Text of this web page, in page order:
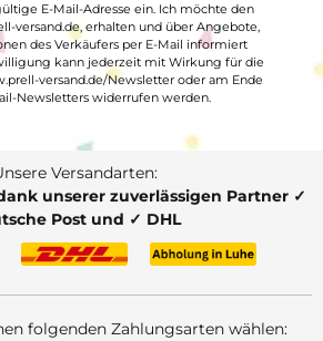
E-Mail-Adresse ein. Ich möchte den
versand.de, erhalten und über Angebote,
des Verkäufers per E-Mail informiert
kann jederzeit mit Wirkung für die
versand.de/Newsletter oder am Ende
Newsletters widerrufen werden.
Versandarten:
unserer zuverlässigen Partner ✓
Post und ✓ DHL
folgenden Zahlungsarten wählen: